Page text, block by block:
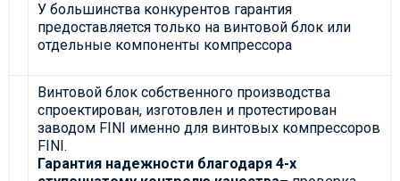
У большинства конкурентов гарантия
предоставляется только на винтовой блок или
отдельные компоненты компрессора
Винтовой блок собственного производства
спроектирован, изготовлен и протестирован
заводом FINI именно для винтовых компрессоров
FINI.
Гарантия надежности благодаря 4-х